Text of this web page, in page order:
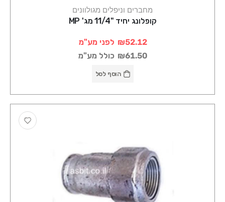
מחברים וניפלים מגולוונים
קופלונג יחיד "11/4 מג' MP
₪52.12 לפני מע"מ
₪61.50 כולל מע"מ
הוסף לסל